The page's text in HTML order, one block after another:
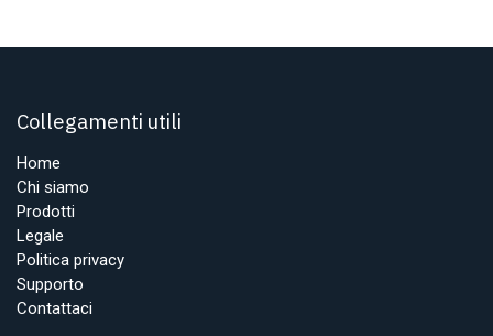
Collegamenti utili
Home
Chi siamo
Prodotti
Legale
Politica privacy
Supporto
Contattaci